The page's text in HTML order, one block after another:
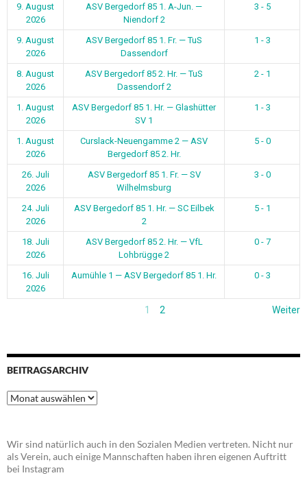
9. August
2026
ASV Bergedorf 85 1. A-Jun. —
Niendorf 2
3 - 5
9. August
2026
ASV Bergedorf 85 1. Fr. — TuS
Dassendorf
1 - 3
8. August
2026
ASV Bergedorf 85 2. Hr. — TuS
Dassendorf 2
2 - 1
1. August
2026
ASV Bergedorf 85 1. Hr. — Glashütter
SV 1
1 - 3
1. August
2026
Curslack-Neuengamme 2 — ASV
Bergedorf 85 2. Hr.
5 - 0
26. Juli
2026
ASV Bergedorf 85 1. Fr. — SV
Wilhelmsburg
3 - 0
24. Juli
2026
ASV Bergedorf 85 1. Hr. — SC Eilbek
2
5 - 1
18. Juli
2026
ASV Bergedorf 85 2. Hr. — VfL
Lohbrügge 2
0 - 7
16. Juli
2026
Aumühle 1 — ASV Bergedorf 85 1. Hr. 0 - 3
1 2 Weiter
BEITRAGSARCHIV
Beitragsarchiv
Wir sind natürlich auch in den Sozialen Medien vertreten. Nicht nur
als Verein, auch einige Mannschaften haben ihren eigenen Auftritt
bei Instagram